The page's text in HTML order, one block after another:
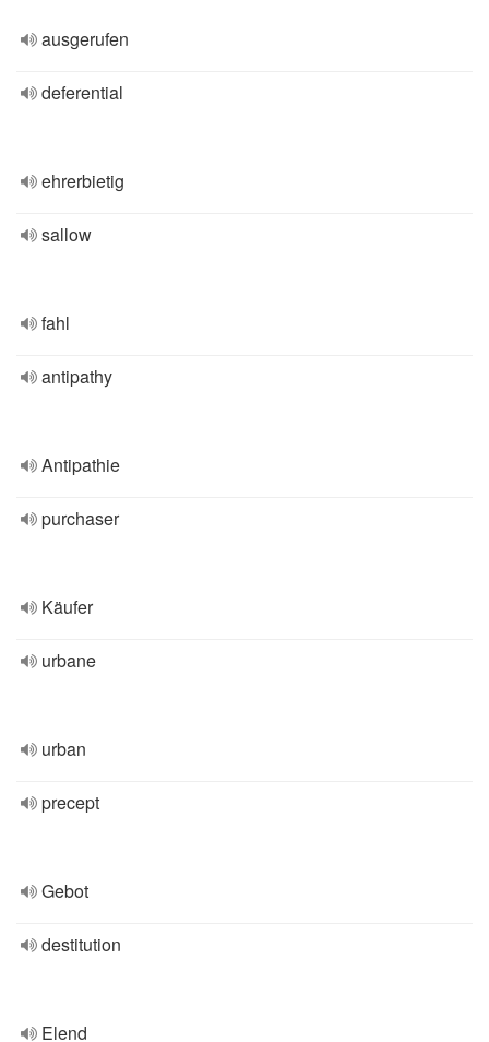
ausgerufen
deferential
ehrerbietig
sallow
fahl
antipathy
Antipathie
purchaser
Käufer
urbane
urban
precept
Gebot
destitution
Elend